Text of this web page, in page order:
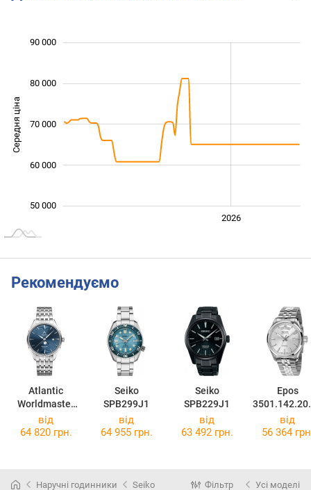
Середня ціна 50 000
50 000
60 000
70 000
80 000
90 000
2026
Рекомендуємо
Atlantic
Worldmaster
Nightsky
Moonphase
Seiko
SPB299J1
Seiko
SPB229J1
Epos
.30
від
64 820 грн.
від
64 955 грн.
від
63 492 грн.
від
56 364
Наручні годинники Seiko Фільтр Усі моделі